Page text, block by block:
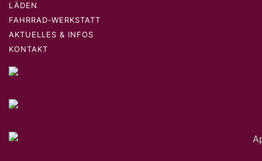
LÄDEN
FAHRRAD-WERKSTATT
AKTUELLES & INFOS
KONTAKT